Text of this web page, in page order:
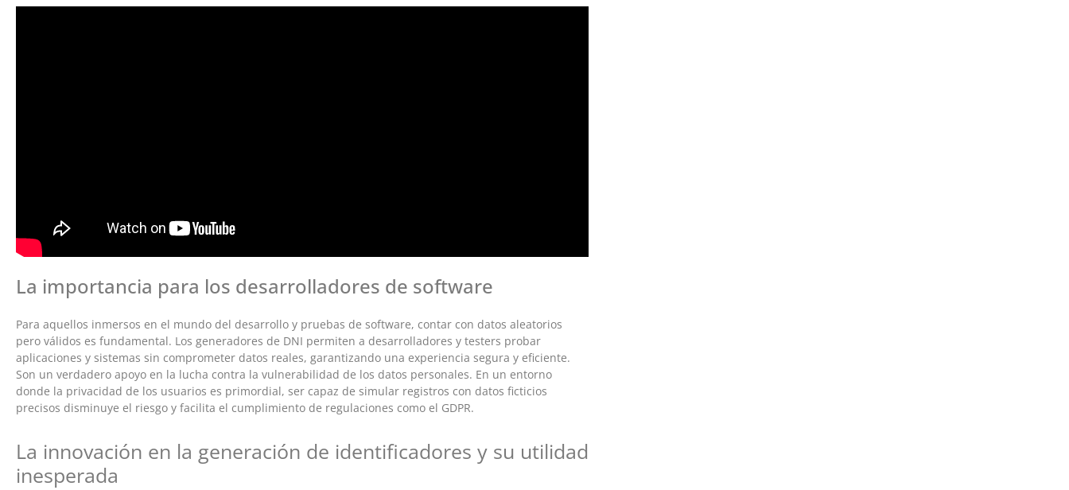
La importancia para los desarrolladores de software
Para aquellos inmersos en el mundo del desarrollo y pruebas de software, contar con datos aleatorios
pero válidos es fundamental. Los generadores de DNI permiten a desarrolladores y testers probar
aplicaciones y sistemas sin comprometer datos reales, garantizando una experiencia segura y eficiente.
Son un verdadero apoyo en la lucha contra la vulnerabilidad de los datos personales. En un entorno
donde la privacidad de los usuarios es primordial, ser capaz de simular registros con datos ficticios
precisos disminuye el riesgo y facilita el cumplimiento de regulaciones como el GDPR.
La innovación en la generación de identificadores y su utilidad
inesperada